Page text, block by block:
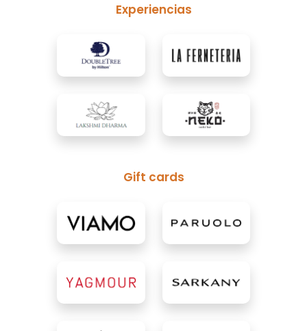
Experiencias
Gift cards